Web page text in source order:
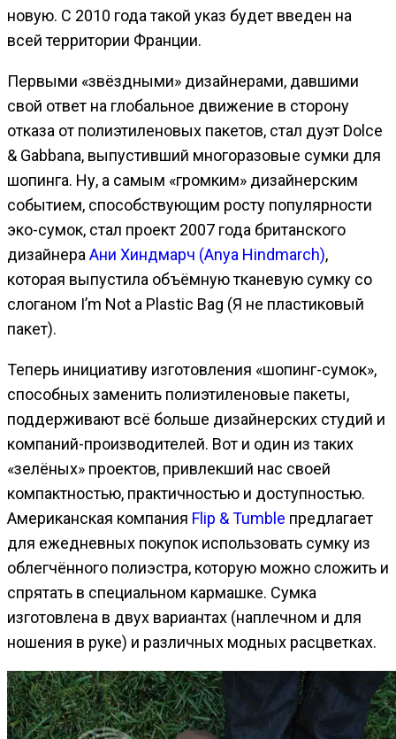
новую. С 2010 года такой указ будет введен на
всей территории Франции.
Первыми «звёздными» дизайнерами, давшими
свой ответ на глобальное движение в сторону
отказа от полиэтиленовых пакетов, стал дуэт Dolce
& Gabbana, выпустивший многоразовые сумки для
шопинга. Ну, а самым «громким» дизайнерским
событием, способствующим росту популярности
эко-сумок, стал проект 2007 года британского
дизайнера Ани Хиндмарч (Anya Hindmarch),
которая выпустила объёмную тканевую сумку со
слоганом I’m Not a Plastic Bag (Я не пластиковый
пакет).
Теперь инициативу изготовления «шопинг-сумок»,
способных заменить полиэтиленовые пакеты,
поддерживают всё больше дизайнерских студий и
компаний-производителей. Вот и один из таких
«зелёных» проектов, привлекший нас своей
компактностью, практичностью и доступностью.
Американская компания Flip & Tumble предлагает
для ежедневных покупок использовать сумку из
облегчённого полиэстра, которую можно сложить и
спрятать в специальном кармашке. Сумка
изготовлена в двух вариантах (наплечном и для
ношения в руке) и различных модных расцветках.